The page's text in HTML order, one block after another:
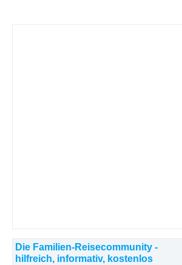
Die Familien-Reisecommunity -
hilfreich, informativ, kostenlos